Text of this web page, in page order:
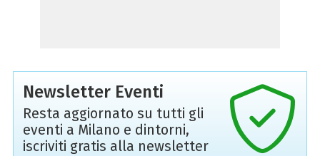
Newsletter Eventi
Resta aggiornato su tutti gli
eventi a Milano e dintorni,
iscriviti gratis alla newsletter